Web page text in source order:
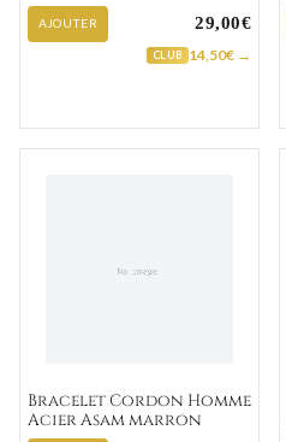
AJOUTER 29,00€
CLUB 14,50€ →
Bracelet Cordon Homme
Acier Asam marron